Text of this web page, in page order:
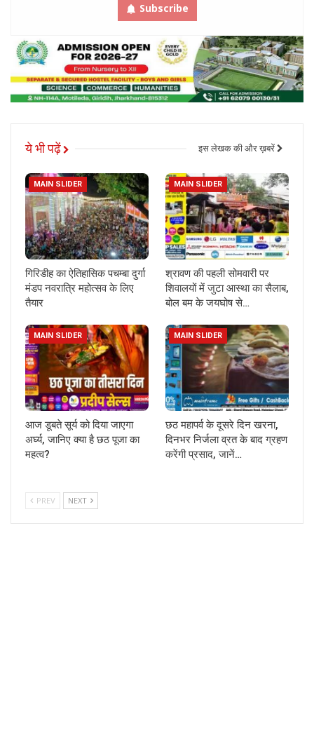
Subscribe
ये भी पढ़ें इस लेखक की और ख़बरें
MAIN SLIDER
गिरिडीह का ऐतिहासिक पचम्बा दुर्गा
मंडप नवरात्रि महोत्सव के लिए
तैयार
MAIN SLIDER
श्रावण की पहली सोमवारी पर
शिवालयों में जुटा आस्था का सैलाब,
बोल बम के जयघोष से…
MAIN SLIDER
आज डूबते सूर्य को दिया जाएगा
अर्घ्य, जानिए क्या है छठ पूजा का
महत्व?
MAIN SLIDER
छठ महापर्व के दूसरे दिन खरना,
दिनभर निर्जला व्रत के बाद ग्रहण
करेंगी प्रसाद, जानें…
PREV NEXT